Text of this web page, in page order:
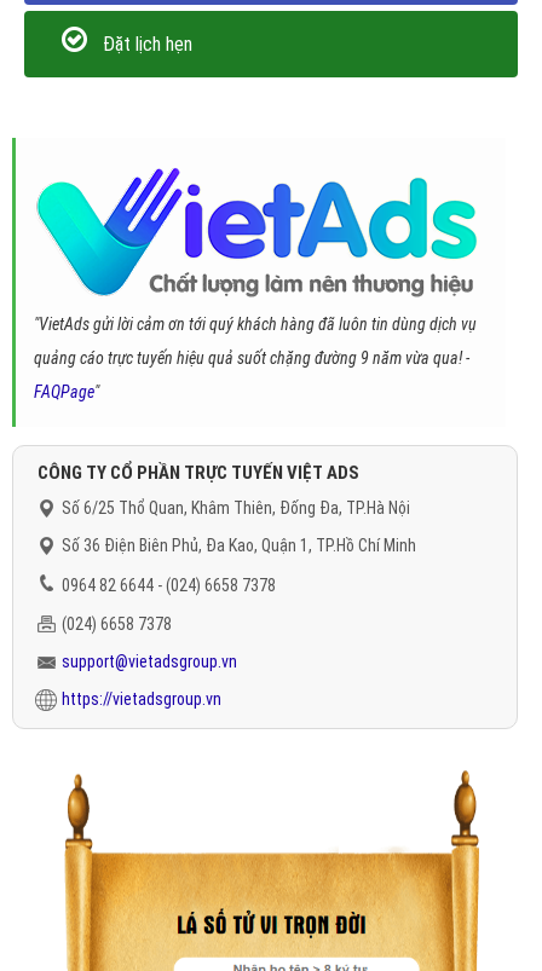
Đặt lịch hẹn
"VietAds gửi lời cảm ơn tới quý khách hàng đã luôn tin dùng dịch vụ
quảng cáo trực tuyến hiệu quả suốt chặng đường 9 năm vừa qua! -
FAQPage"
CÔNG TY CỔ PHẦN TRỰC TUYẾN VIỆT ADS
Số 6/25 Thổ Quan, Khâm Thiên, Đống Đa, TP.Hà Nội
Số 36 Điện Biên Phủ, Đa Kao, Quận 1, TP.Hồ Chí Minh
0964 82 6644 - (024) 6658 7378
(024) 6658 7378
support@vietadsgroup.vn
https://vietadsgroup.vn